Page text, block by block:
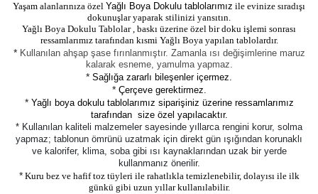
Yaşam alanlarınıza özel Yağlı Boya Dokulu tablolarımız ile evinize sıradışı
dokunuşlar yaparak stilinizi yansıtın.
Yağlı Boya Dokulu Tablolar , baskı üzerine özel bir doku işlemi sonrası
ressamlarımız tarafından kısmi Yağlı Boya yapılan tablolardır.
*Kullanılan ahşap şase fırınlanmıştır. Zamanla ısı değişimlerine maruz
kalarak esneme, yamulma yapmaz.
* Sağlığa zararlı bileşenler içermez.
*Çerçeve gerektirmez.
* Yağlı boya dokulu tablolarımız siparişiniz üzerine ressamlarımız
tarafından size özel yapılacaktır.
* Kullanılan kaliteli malzemeler sayesinde yıllarca rengini korur, solma
yapmaz; tablonun ömrünü uzatmak için direkt gün ışığından korunaklı
ve kalorifer, klima, soba gibi ısı kaynaklarından uzak bir yerde
kullanmanız önerilir.
*Kuru bez ve hafif toz tüyleri ile rahatlıkla temizlenebilir, dolayısı ile ilk
günkü gibi uzun yıllar kullanılabilir.